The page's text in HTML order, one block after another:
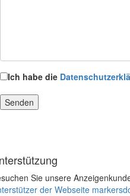
Ich habe die
Sie unsere
der Webseite